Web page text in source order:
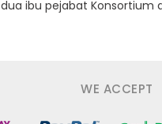
ibu pejabat Konsortium
WE ACCEPT